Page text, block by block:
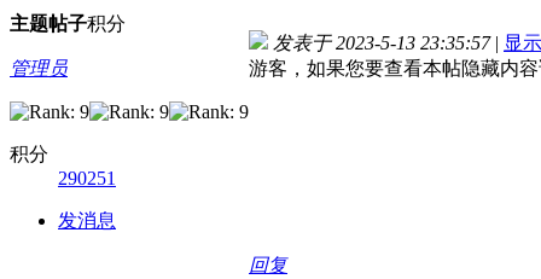
主题帖子积分
管理员
积分
290251
发消息
发表于 2023-5-13 23:35:57 | 显
游客，如果您要查看本帖隐藏内
回复